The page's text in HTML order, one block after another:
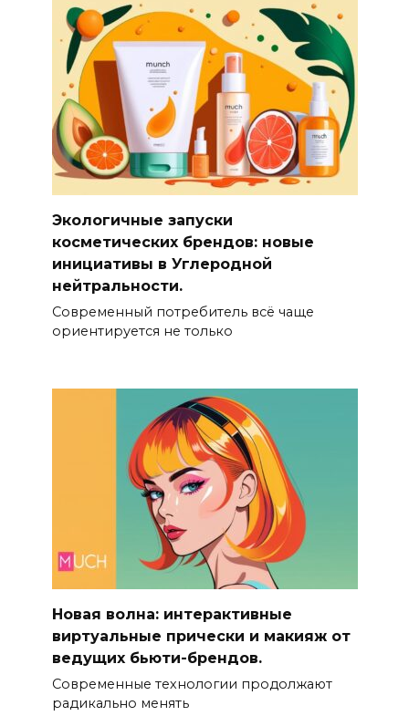
Экологичные запуски
косметических брендов: новые
инициативы в Углеродной
нейтральности.
Современный потребитель всё чаще
ориентируется не только
Новая волна: интерактивные
виртуальные прически и макияж от
ведущих бьюти-брендов.
Современные технологии продолжают
радикально менять